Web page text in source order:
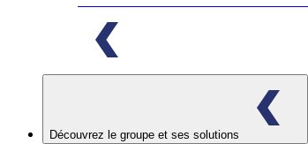
Découvrez le groupe et ses solutions